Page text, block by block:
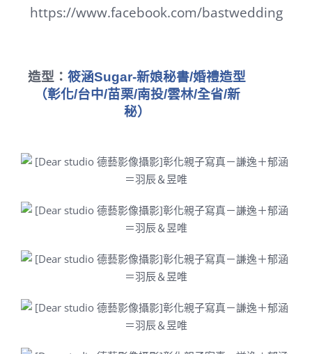
https://www.facebook.com/bastwedding
造型： 筱涵Sugar-新娘秘書/婚禮造型
（彰化/台中/苗栗/南投/雲林/全省/新
秘）